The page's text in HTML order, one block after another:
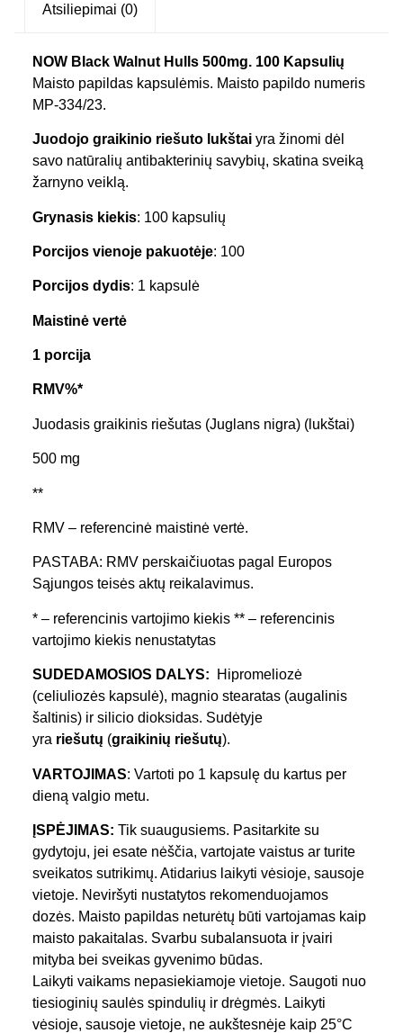
Atsiliepimai (0)
NOW Black Walnut Hulls 500mg. 100 Kapsulių
Maisto papildas kapsulėmis. Maisto papildo numeris
MP-334/23.
Juodojo graikinio riešuto lukštai yra žinomi dėl
savo natūralių antibakterinių savybių, skatina sveiką
žarnyno veiklą.
Grynasis kiekis: 100 kapsulių
Porcijos vienoje pakuotėje: 100
Porcijos dydis: 1 kapsulė
Maistinė vertė
1 porcija
RMV%*
Juodasis graikinis riešutas (Juglans nigra) (lukštai)
500 mg
**
RMV – referencinė maistinė vertė.
PASTABA: RMV perskaičiuotas pagal Europos
Sąjungos teisės aktų reikalavimus.
* – referencinis vartojimo kiekis ** – referencinis
vartojimo kiekis nenustatytas
SUDEDAMOSIOS DALYS:
Hipromeliozė
(celiuliozės kapsulė), magnio stearatas (augalinis
šaltinis) ir silicio dioksidas. Sudėtyje
yra riešutų (graikinių riešutų).
VARTOJIMAS: Vartoti po 1 kapsulę du kartus per
dieną valgio metu.
ĮSPĖJIMAS: Tik suaugusiems. Pasitarkite su
gydytoju, jei esate nėščia, vartojate vaistus ar turite
sveikatos sutrikimų. Atidarius laikyti vėsioje, sausoje
vietoje. Neviršyti nustatytos rekomenduojamos
dozės. Maisto papildas neturėtų būti vartojamas kaip
maisto pakaitalas. Svarbu subalansuota ir įvairi
mityba bei sveikas gyvenimo būdas.
Laikyti vaikams nepasiekiamoje vietoje. Saugoti nuo
tiesioginių saulės spindulių ir drėgmės. Laikyti
vėsioje, sausoje vietoje, ne aukštesnėje kaip 25°C